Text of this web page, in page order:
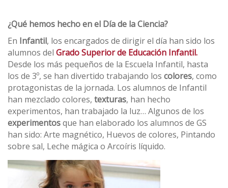
¿Qué hemos hecho en el Día de la Ciencia?
En Infantil, los encargados de dirigir el día han sido los
alumnos del Grado Superior de Educación Infantil.
Desde los más pequeños de la Escuela Infantil, hasta
los de 3º, se han divertido trabajando los colores, como
protagonistas de la jornada. Los alumnos de Infantil
han mezclado colores, texturas, han hecho
experimentos, han trabajado la luz… Algunos de los
experimentosque han elaborado los alumnos de GS
han sido: Arte magnético, Huevos de colores, Pintando
sobre sal, Leche mágica o Arcoíris líquido.